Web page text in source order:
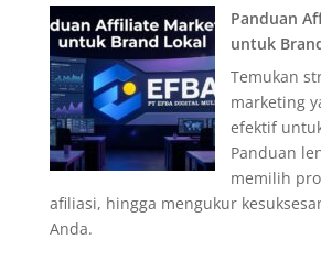
Panduan
untuk
Temukan
marketing
efektif
Panduan
memilih
afiliasi, hingga mengukur
Anda.